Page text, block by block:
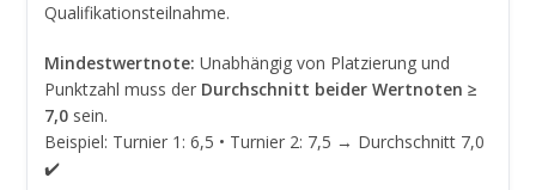
Qualifikationsteilnahme.
Mindestwertnote: Unabhängig von Platzierung und
Punktzahl muss der Durchschnitt beider Wertnoten ≥
7,0 sein.
Beispiel: Turnier 1: 6,5 • Turnier 2: 7,5 → Durchschnitt 7,0
✔️